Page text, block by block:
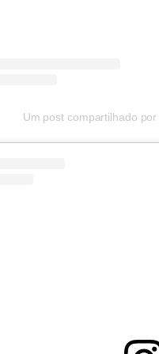
Um post compartilhado